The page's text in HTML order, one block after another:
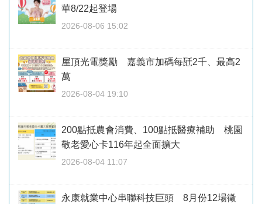
華8/22起登場
2026-08-06 15:02
屋頂光電獎勵 嘉義市加碼每瓩2千、最高2
萬
2026-08-04 19:10
200點抵農會消費、100點抵醫療補助 桃園
敬老愛心卡116年起全面擴大
2026-08-04 11:07
永康就業中心串聯科技巨頭 8月份12場徵